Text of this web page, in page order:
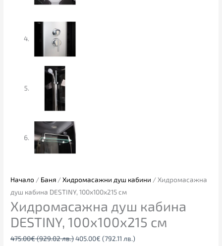
Начало / Баня /Хидромасажни душ кабини / Хидромасажна
душ кабина DESTINY, 100х100х215 см
Хидромасажна душ кабина
DESTINY, 100х100х215 см
475.00€(929.02 лв.)405.00€ (792.11 лв.)